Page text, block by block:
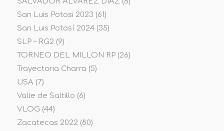
San Luis Potosi 2023 (61)
San Luis Potosí 2024(35)
SLP – RG2 (9)
TORNEO DEL MILLON RP(26)
Trayectoria Charra (5)
USA(7)
Valle de Saltillo (6)
VLOG (44)
Zacatecas 2022 (80)